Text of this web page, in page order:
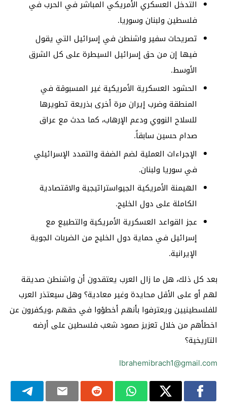
التدخل العسكري الأمريكي المباشر في الحرب في
فلسطين ولبنان وسوريا.
تصريحات سفير واشنطن في إسرائيل التي يقول
فيها إن من حق إسرائيل السيطرة على كل الشرق
الأوسط.
الحشود العسكرية الأمريكية غير المسبوقة في
المنطقة وضرب إيران مرة أخرى بذريعة تطويرها
للسلاح النووي ودعم الإرهاب، كما حدث مع عراق
صدام حسين سابقاً.
الإجراءات العملية لضم الضفة والتمدد الإسرائيلي
في سوريا ولبنان.
الهيمنة الأمريكية الجيواستراتيجية والاقتصادية
الكاملة على دول الخليج.
عجز القواعد العسكرية الأمريكية والتطبيع مع
إسرائيل في حماية دول الخليج من الضربات الجوية
الإيرانية.
بعد كل ذلك، هل ما زال العرب يعتقدون أن واشنطن صديقة
لهم أو على الأقل محايدة وغير معادية؟ وهل سيعتذر العرب
للفلسطينيين ويعترفوا بأنهم أخطؤوا في حقهم ،ويكفرون عن
اخطأهم من خلال تعزيز صمود شعب فلسطين على أرضه
التاريخية؟
Ibrahemibrach1@gmail.com